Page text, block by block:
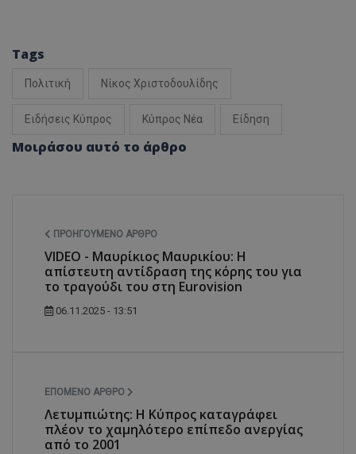
Tags
Πολιτική Νίκος Χριστοδουλίδης
Ειδήσεις Κύπρος Κύπρος Νέα Είδηση
Μοιράσου αυτό το άρθρο
ΠΡΟΗΓΟΎΜΕΝΟ ΆΡΘΡΟ
VIDEO - Μαυρίκιος Μαυρικίου: Η
απίστευτη αντίδραση της κόρης του για
το τραγούδι του στη Eurovision
06.11.2025 - 13:51
ΕΠΌΜΕΝΟ ΆΡΘΡΟ
Λετυμπιώτης: Η Κύπρος καταγράφει
πλέον το χαμηλότερο επίπεδο ανεργίας
από το 2001